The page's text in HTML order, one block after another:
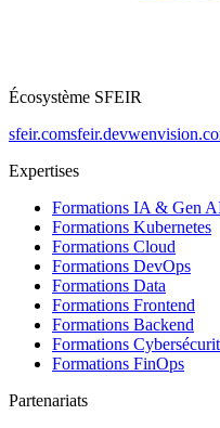
Écosystème SFEIR
sfeir.comsfeir.dev
Expertises
Formations IA & Gen
Formations Kubernetes
Formations Cloud
Formations DevOps
Formations Data
Formations Frontend
Formations Backend
Formations
Formations FinOps
Partenariats